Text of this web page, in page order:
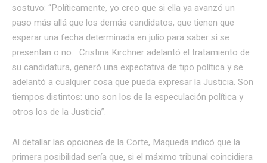
sostuvo: “Políticamente, yo creo que si ella ya avanzó un
paso más allá que los demás candidatos, que tienen que
esperar una fecha determinada en julio para saber si se
presentan o no… Cristina Kirchner adelantó el tratamiento de
su candidatura, generó una expectativa de tipo política y se
adelantó a cualquier cosa que pueda expresar la Justicia. Son
tiempos distintos: uno son los de la especulación política y
otros los de la Justicia”.
Al detallar las opciones de la Corte, Maqueda indicó que la
primera posibilidad sería que, si el máximo tribunal coincidiera